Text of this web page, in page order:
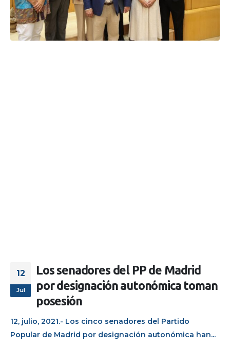
12
Jul
Los senadores del PP de Madrid
por designación autonómica toman
posesión
12, julio, 2021.- Los cinco senadores del Partido
Popular de Madrid por designación autonómica han...